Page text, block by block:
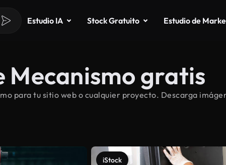
Estudio IA Stock Gratuito Estudio de
Mecanismo gratis
para tu sitio web o cualquier proyecto. Descarga
iStock